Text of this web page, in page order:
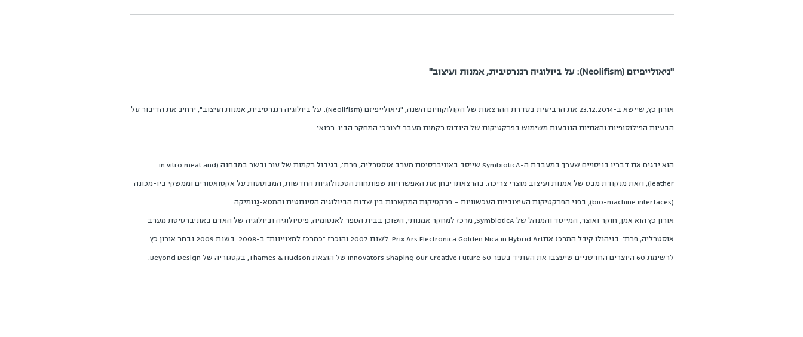
"ניאולייפיזם (Neolifism): על ביולוגיה רגנרטיבית, אמנות ועיצוב"
אורון כץ, שיישא ב-23.12.2014 את הרביעית בסדרת ההרצאות של הקולוקוויום השנה, "ניאולייפיזם (Neolifism): על ביולוגיה רגנרטיבית, אמנות ועיצוב", ירחיב את הדיבור על
הבעיות הפילוסופיות והאתיות הנובעות משימוש בפרקטיקות של הינדוס רקמות מעבר לצורכי המחקר הביו-רפואי.
הוא ידגים את דבריו בניסויים שערך במעבדת ה-SymbioticA שייסד באוניברסיטת מערב אוסטרליה, פרת', בגידול רקמות של עור ובשר במבחנה (in vitro meat and
leather), וזאת מנקודת מבט של אמנות ועיצוב מוצרי צריכה. בהרצאתו יבחן את האפשרויות שפותחות הטכנולוגיות החדשות, המבוססות על אקטואטורים וממשקי ביו-מכונה
(bio-machine interfaces), בפני הפרקטיקות העיצוביות העכשוויות – פרקטיקות המקשרות בין שדות הביולוגיה הסינתטית והמטא-גֶנומיקה.
אורון כץ הוא אמן, חוקר ואוצר, המייסד והמנהל של SymbioticA, מרכז למחקר אמנותי, השוכן בבית הספר לאנטומיה, פיסיולוגיה וביולוגיה של האדם באוניברסיטת מערב
אוסטרליה, פרת'. בניהולו קיבל המרכז אתPrix Ars Electronica Golden Nica in Hybrid Art לשנת 2007 והוכרז "כמרכז למצויינות" ב-2008. בשנת 2009 נבחר אורון כץ
לרשימת 60 היוצרים החדשניים שיעצבו את העתיד בספר 60 Innovators Shaping our Creative Future של הוצאת Thames & Hudson, בקטגוריה של Beyond Design.